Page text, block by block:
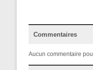
Commentaires
Aucun commentaire